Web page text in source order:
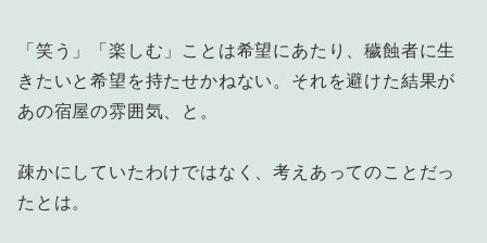
「笑う」「楽しむ」ことは希望にあたり、穢蝕者に生
きたいと希望を持たせかねない。それを避けた結果が
あの宿屋の雰囲気、と。
疎かにしていたわけではなく、考えあってのことだっ
たとは。